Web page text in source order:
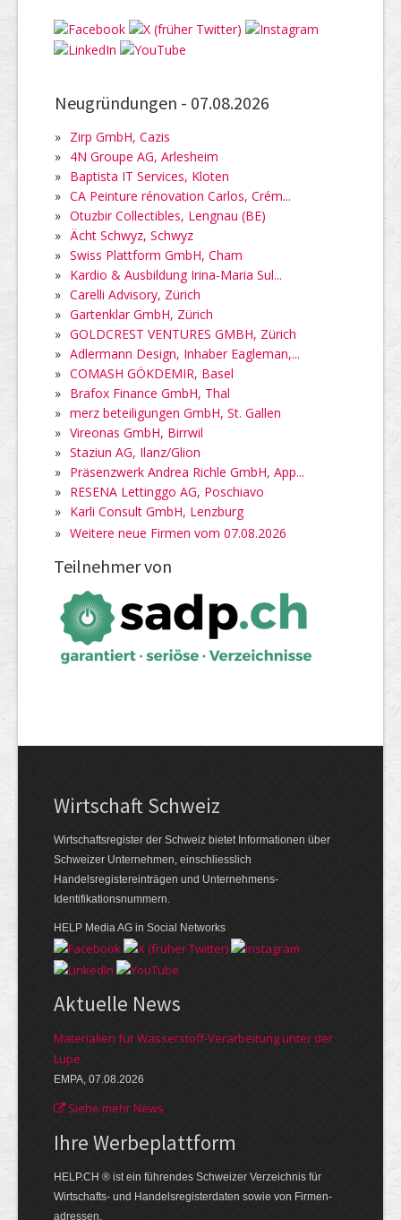
Neugründungen - 07.08.2026
» Zirp GmbH, Cazis
» 4N Groupe AG, Arlesheim
» Baptista IT Services, Kloten
» CA Peinture rénovation Carlos, Crém...
» Otuzbir Collectibles, Lengnau (BE)
» Ächt Schwyz, Schwyz
» Swiss Plattform GmbH, Cham
» Kardio & Ausbildung Irina-Maria Sul...
» Carelli Advisory, Zürich
» Gartenklar GmbH, Zürich
» GOLDCREST VENTURES GMBH, Zürich
» Adlermann Design, Inhaber Eagleman,...
» COMASH GÖKDEMIR, Basel
» Brafox Finance GmbH, Thal
» merz beteiligungen GmbH, St. Gallen
» Vireonas GmbH, Birrwil
» Staziun AG, Ilanz/Glion
» Präsenzwerk Andrea Richle GmbH, App...
» RESENA Lettinggo AG, Poschiavo
» Karli Consult GmbH, Lenzburg
» Weitere neue Firmen vom 07.08.2026
Teilnehmer von
Wirtschaft Schweiz
Wirtschaftsregister der Schweiz bietet Informationen über
Schweizer Unternehmen, einschliesslich
Handelsregistereinträgen und Unternehmens-
Identifikationsnummern.
HELP Media AG in Social Networks
Aktuelle News
Materialien für Wasserstoff-Verarbeitung unter der
Lupe
EMPA, 07.08.2026
Siehe mehr News
Ihre Werbe­plattform
HELP.CH ® ist ein führendes Schweizer Verzeichnis für
Wirtschafts- und Handelsregisterdaten sowie von Firmen­
adressen.